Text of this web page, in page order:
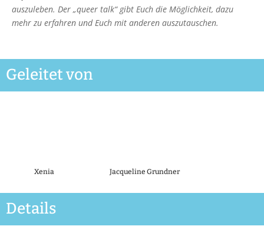
auszuleben. Der „queer talk“ gibt Euch die Möglichkeit, dazu
mehr zu erfahren und Euch mit anderen auszutauschen.
Geleitet von
Xenia Jacqueline Grundner
Details